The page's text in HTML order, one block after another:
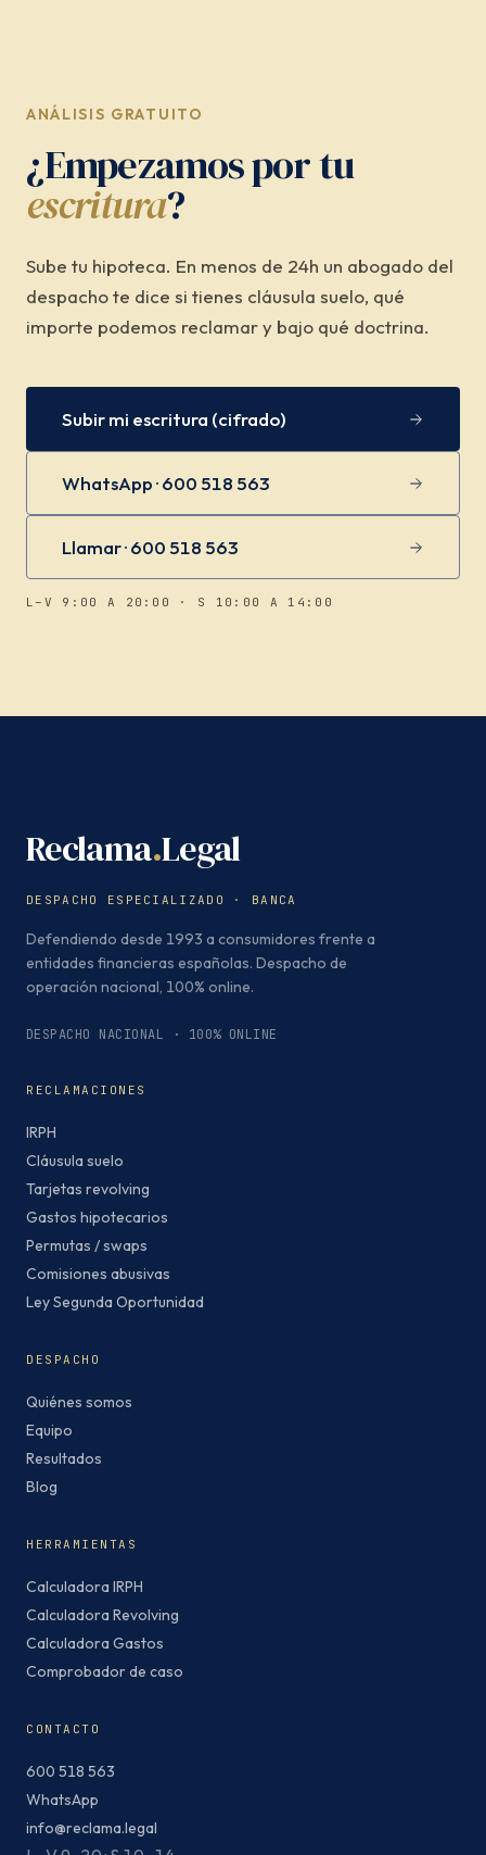
ANÁLISIS GRATUITO
¿Empezamos por tu
escritura?
Sube tu hipoteca. En menos de 24h un abogado del
despacho te dice si tienes cláusula suelo, qué
importe podemos reclamar y bajo qué doctrina.
Subir mi escritura (cifrado)
WhatsApp · 600 518 563
Llamar · 600 518 563
L–V 9:00 A 20:00 · S 10:00 A 14:00
Reclama.Legal
DESPACHO ESPECIALIZADO · BANCA
Defendiendo desde 1993 a consumidores frente a
entidades financieras españolas. Despacho de
operación nacional, 100% online.
DESPACHO NACIONAL · 100% ONLINE
RECLAMACIONES
IRPH
Cláusula suelo
Tarjetas revolving
Gastos hipotecarios
Permutas / swaps
Comisiones abusivas
Ley Segunda Oportunidad
DESPACHO
Quiénes somos
Equipo
Resultados
Blog
HERRAMIENTAS
Calculadora IRPH
Calculadora Revolving
Calculadora Gastos
Comprobador de caso
CONTACTO
600 518 563
WhatsApp
info@reclama.legal